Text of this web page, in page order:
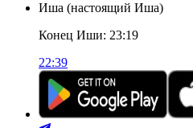
Иша (настоящий Иша)
Конец Иши: 23:19
22:39